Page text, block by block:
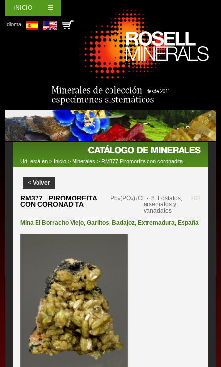
INICIO
Idioma
Ud. está en > Inicio > Minerales > RM377 Piromorfita con coronadita
< Volver
RM377 PIROMORFITA
CON CORONADITA
Pb₅(PO₄)₃Cl - 8. Fosfatos,
arseniatos y
vanadatos
#89
Mina El Borracho Viejo,Garlitos,Badajoz,Extremadura,España